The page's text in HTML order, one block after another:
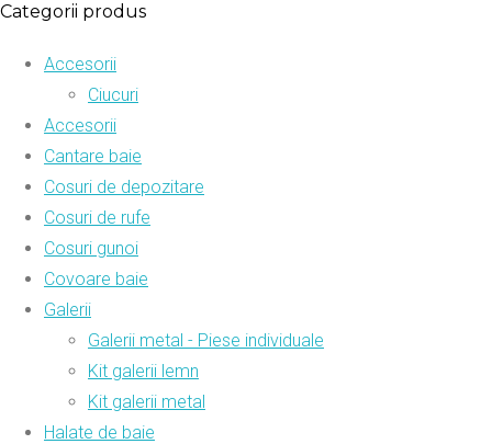
Categorii produs
Accesorii
Ciucuri
Accesorii
Cantare baie
Cosuri de depozitare
Cosuri de rufe
Cosuri gunoi
Covoare baie
Galerii
Galerii metal - Piese individuale
Kit galerii lemn
Kit galerii metal
Halate de baie